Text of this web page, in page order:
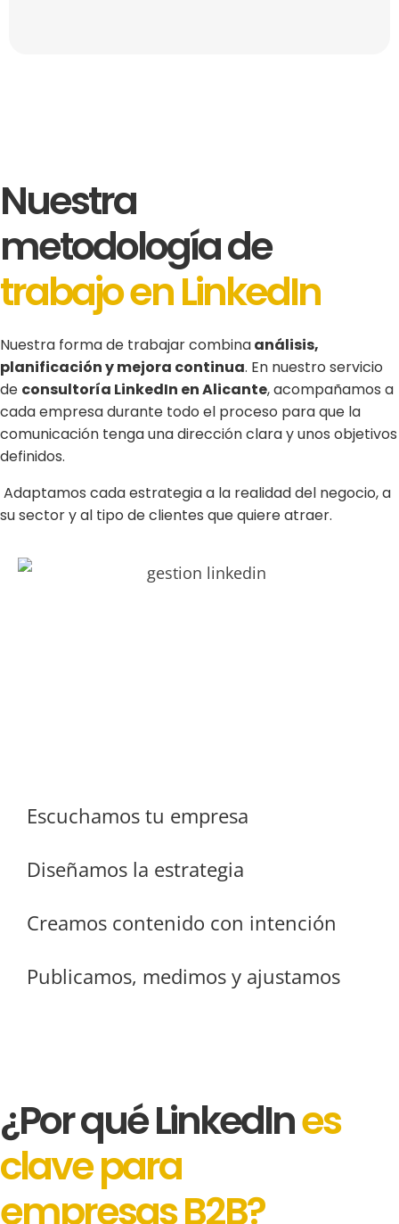
Nuestra
metodología de
trabajo en LinkedIn
Nuestra forma de trabajar combinaanálisis,
planificación y mejora continua. En nuestro servicio
de consultoría LinkedIn en Alicante, acompañamos a
cada empresa durante todo el proceso para que la
comunicación tenga una dirección clara y unos objetivos
definidos.
Adaptamos cada estrategia a la realidad del negocio, a
su sector y al tipo de clientes que quiere atraer.
Escuchamos tu empresa
Diseñamos la estrategia
Creamos contenido con intención
Publicamos, medimos y ajustamos
¿Por qué LinkedInes
clave para
empresas B2B?